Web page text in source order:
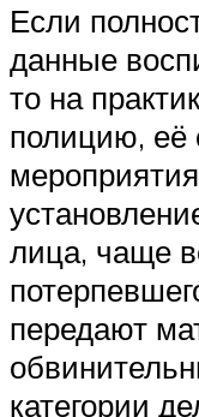
Если
данные
то на
полицию, её
лица, чаще
передают
категории